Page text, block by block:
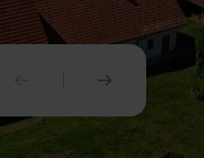
PREDCHÁDZAJÚCI